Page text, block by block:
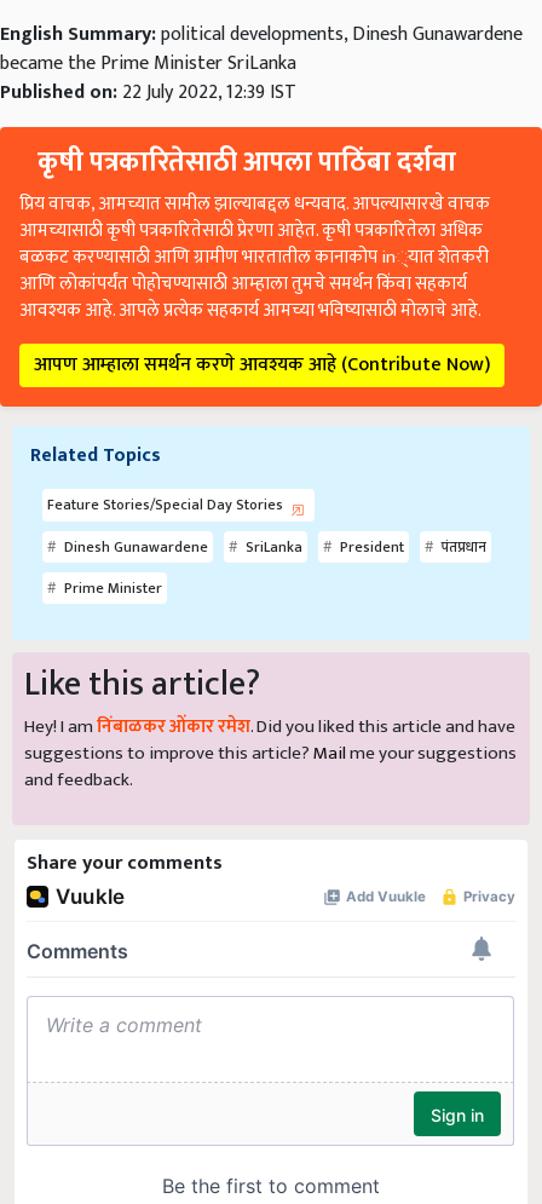
English Summary:political developments, Dinesh Gunawardene
became the Prime Minister SriLanka
Published on:22 July 2022, 12:39 IST
कृषी पत्रकारितेसाठी आपला पाठिंबा दर्शवा
प्रिय वाचक, आमच्यात सामील झाल्याबद्दल धन्यवाद. आपल्यासारखे वाचक
आमच्यासाठी कृषी पत्रकारितेसाठी प्रेरणा आहेत. कृषी पत्रकारितेला अधिक
बळकट करण्यासाठी आणि ग्रामीण भारतातील कानाकोप in्यात शेतकरी
आणि लोकांपर्यंत पोहोचण्यासाठी आम्हाला तुमचे समर्थन किंवा सहकार्य
आवश्यक आहे. आपले प्रत्येक सहकार्य आमच्या भविष्यासाठी मोलाचे आहे.
आपण आम्हाला समर्थन करणे आवश्यक आहे (Contribute Now)
Related Topics
Feature Stories/Special Day Stories
Dinesh Gunawardene
SriLanka President
पंतप्रधान
Prime Minister
Like this article?
Hey! I amनिंबाळकर ओंकार रमेश. Did you liked this article and have
suggestions to improve this article?Mailme your suggestions
and feedback.
Share your comments